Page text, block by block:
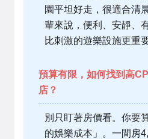
園平坦好走，很適合清
輩來說，便利、安靜、
比刺激的遊樂設施更重要
預算有限，如何找到高
店？
別只盯著房價看。你要
的娛樂成本」。一間房